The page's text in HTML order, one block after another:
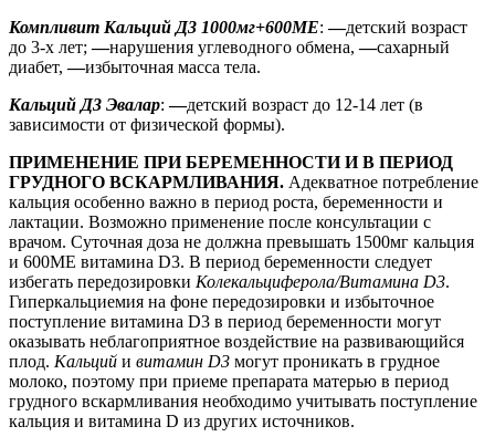
Компливит Кальций Д3 1000мг+600МЕ:—детский возраст
до 3-х лет;—нарушения углеводного обмена,—сахарный
диабет,—избыточная масса тела.
Кальций Д3 Эвалар:—детский возраст до 12-14 лет (в
зависимости от физической формы).
ПРИМЕНЕНИЕ ПРИ БЕРЕМЕННОСТИ И В ПЕРИОД
ГРУДНОГО ВСКАРМЛИВАНИЯ. Адекватное потребление
кальция особенно важно в период роста, беременности и
лактации. Возможно применение после консультации с
врачом. Суточная доза не должна превышать 1500мг кальция
и 600ME витамина D3. В период беременности следует
избегать передозировки Колекальциферола/Витамина D3.
Гиперкальциемия на фоне передозировки и избыточное
поступление витамина D3 в период беременности могут
оказывать неблагоприятное воздействие на развивающийся
плод. Кальций и витамин D3 могут проникать в грудное
молоко, поэтому при приеме препарата матерью в период
грудного вскармливания необходимо учитывать поступление
кальция и витамина D из других источников.